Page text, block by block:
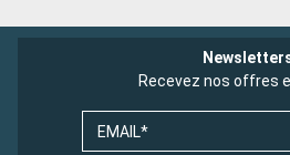
Recevez nos offres
EMAIL*